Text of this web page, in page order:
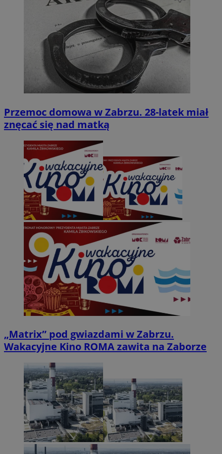
Przemoc domowa w Zabrzu. 28-latek miał
znęcać się nad matką
„Matrix” pod gwiazdami w Zabrzu.
Wakacyjne Kino ROMA zawita na Zaborze